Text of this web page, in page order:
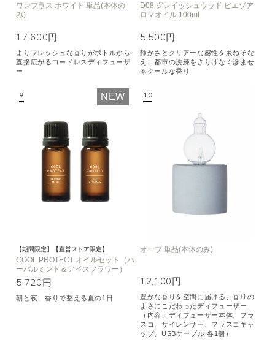
ワンプラス ホワイト 単品(本体の
み)
17,600円
よりフレッシュな香りがボトルから
直接広がるコードレスディフューザ
ー
D08 グレイッシュウッド ピエゾア
ロマオイル 100ml
5,500円
静かさとクリアーな感性を兼ねそな
え、都市の洗練をさりげなく滲ませ
るクールな香り
NEW
【期間限定】【直営ストア限定】
COOL PROTECT オイルセット（ハ
ーバルミント＆アイスフラワー）
5,720円
朝と夜、香りで整える夏の1日
オーブ 単品(本体のみ)
12,100円
豊かな香りを空間に届ける、香りの
よさにこだわったディフューザー
（内容：ディフューザー本体、フラ
スコ、サイレンサー、フラスコキャ
ップ、USBケーブル 各1個）